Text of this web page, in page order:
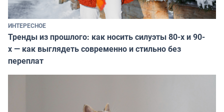
ИНТЕРЕСНОЕ
Тренды из прошлого: как носить силуэты 80-х и 90-
х — как выглядеть современно и стильно без
переплат